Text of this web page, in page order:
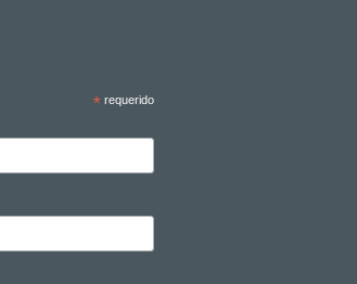
* requerido